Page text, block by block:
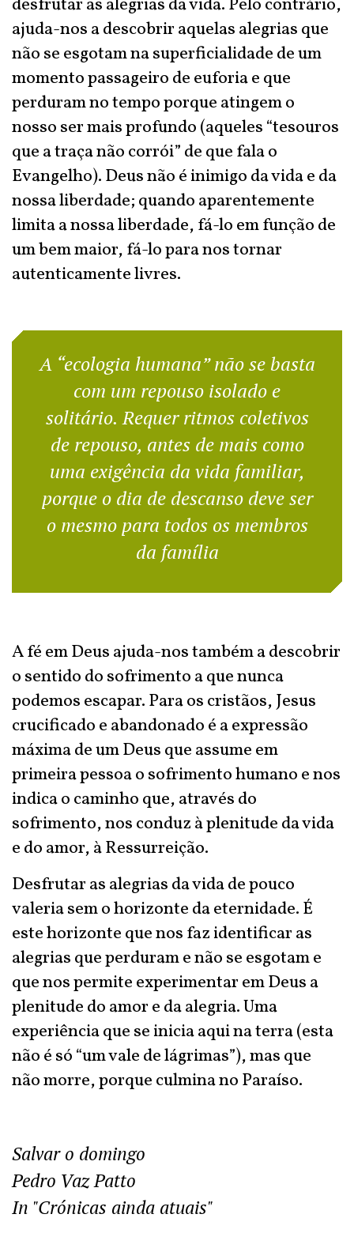
desfrutar as alegrias da vida. Pelo contrário,
ajuda-nos a descobrir aquelas alegrias que
não se esgotam na superficialidade de um
momento passageiro de euforia e que
perduram no tempo porque atingem o
nosso ser mais profundo (aqueles “tesouros
que a traça não corrói” de que fala o
Evangelho). Deus não é inimigo da vida e da
nossa liberdade; quando aparentemente
limita a nossa liberdade, fá-lo em função de
um bem maior, fá-lo para nos tornar
autenticamente livres.
A “ecologia humana” não se basta
com um repouso isolado e
solitário. Requer ritmos coletivos
de repouso, antes de mais como
uma exigência da vida familiar,
porque o dia de descanso deve ser
o mesmo para todos os membros
da família
A fé em Deus ajuda-nos também a descobrir
o sentido do sofrimento a que nunca
podemos escapar. Para os cristãos, Jesus
crucificado e abandonado é a expressão
máxima de um Deus que assume em
primeira pessoa o sofrimento humano e nos
indica o caminho que, através do
sofrimento, nos conduz à plenitude da vida
e do amor, à Ressurreição.
Desfrutar as alegrias da vida de pouco
valeria sem o horizonte da eternidade. É
este horizonte que nos faz identificar as
alegrias que perduram e não se esgotam e
que nos permite experimentar em Deus a
plenitude do amor e da alegria. Uma
experiência que se inicia aqui na terra (esta
não é só “um vale de lágrimas”), mas que
não morre, porque culmina no Paraíso.
Salvar o domingo
Pedro Vaz Patto
In "Crónicas ainda atuais"